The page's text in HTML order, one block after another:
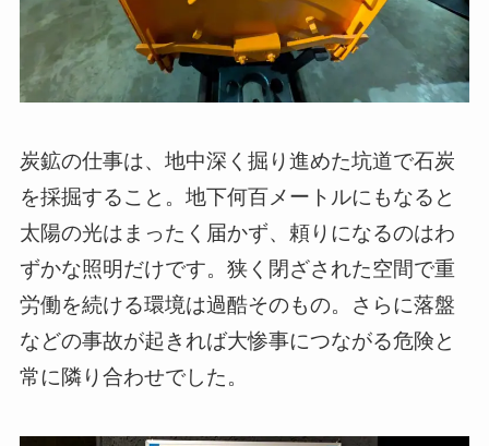
炭鉱の仕事は、地中深く掘り進めた坑道で石炭
を採掘すること。地下何百メートルにもなると
太陽の光はまったく届かず、頼りになるのはわ
ずかな照明だけです。狭く閉ざされた空間で重
労働を続ける環境は過酷そのもの。さらに落盤
などの事故が起きれば大惨事につながる危険と
常に隣り合わせでした。